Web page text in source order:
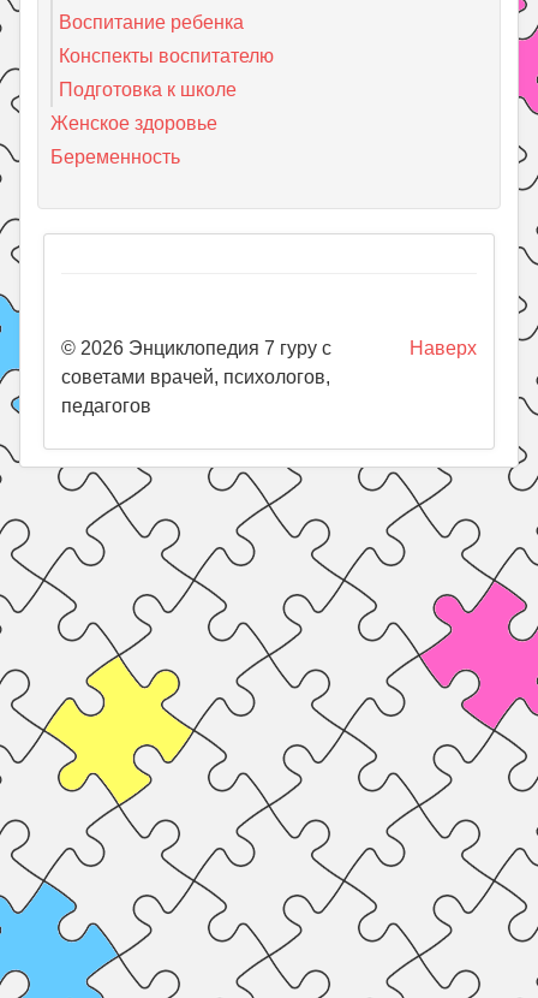
Воспитание ребенка
Конспекты воспитателю
Подготовка к школе
Женское здоровье
Беременность
Наверх
© 2026 Энциклопедия 7 гуру с
советами врачей, психологов,
педагогов